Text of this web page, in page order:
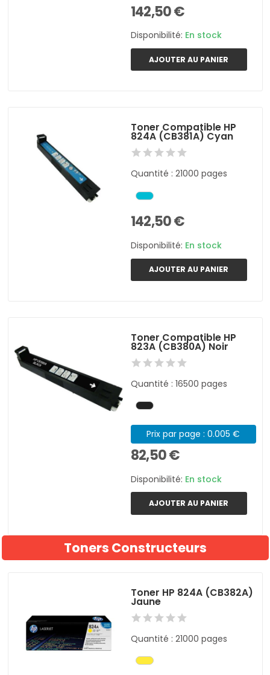
142,50 €
Disponibilité: En stock
AJOUTER AU PANIER
Toner Compatible HP
824A (CB381A) Cyan
Quantité : 21000 pages
142,50 €
Disponibilité: En stock
AJOUTER AU PANIER
Toner Compatible HP
823A (CB380A) Noir
Quantité : 16500 pages
Prix par page : 0.005 €
82,50 €
Disponibilité: En stock
AJOUTER AU PANIER
Toners Constructeurs
Toner HP 824A (CB382A)
Jaune
Quantité : 21000 pages